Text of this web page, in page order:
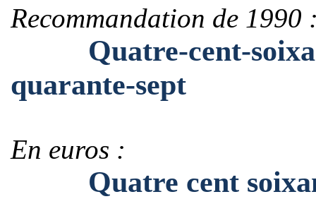
Recommandation de 1990
Quatre-cent-
quarante-sept
En euros :
Quatre cent